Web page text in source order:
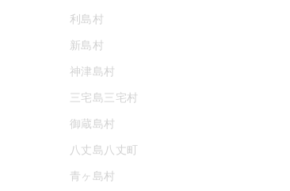
利島村
新島村
神津島村
三宅島三宅村
御蔵島村
八丈島八丈町
青ヶ島村